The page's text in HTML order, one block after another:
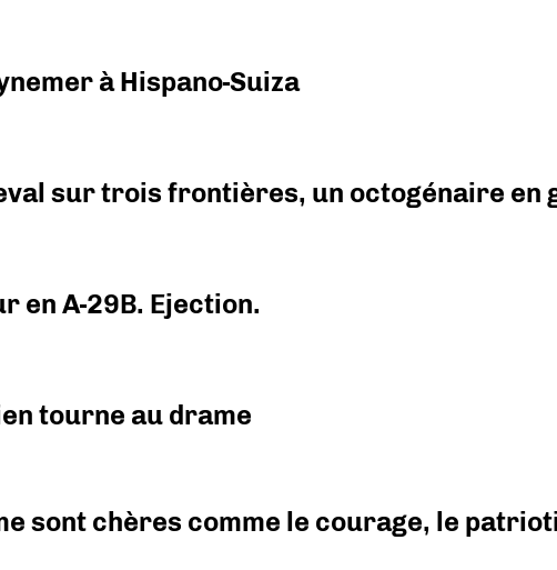
à Hispano-Suiza
sur trois frontières, un octogénaire en
en A-29B. Ejection.
tourne au drame
sont chères comme le courage, le